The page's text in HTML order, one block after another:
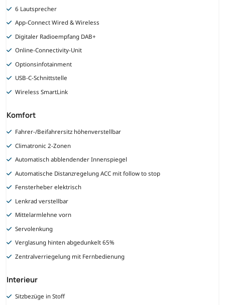
6 Lautsprecher
App-Connect Wired & Wireless
Digitaler Radioempfang DAB+
Online-Connectivity-Unit
Optionsinfotainment
USB-C-Schnittstelle
Wireless SmartLink
Komfort
Fahrer-/Beifahrersitz höhenverstellbar
Climatronic 2-Zonen
Automatisch abblendender Innenspiegel
Automatische Distanzregelung ACC mit follow to stop
Fensterheber elektrisch
Lenkrad verstellbar
Mittelarmlehne vorn
Servolenkung
Verglasung hinten abgedunkelt 65%
Zentralverriegelung mit Fernbedienung
Interieur
Sitzbezüge in Stoff